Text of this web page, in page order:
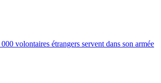
volontaires étrangers servent dans son armée